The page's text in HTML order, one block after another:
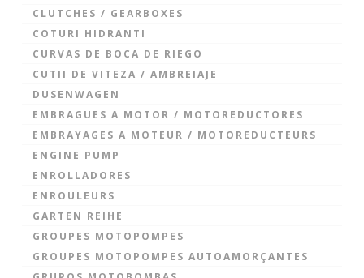
CLUTCHES / GEARBOXES
COTURI HIDRANTI
CURVAS DE BOCA DE RIEGO
CUTII DE VITEZA / AMBREIAJE
DUSENWAGEN
EMBRAGUES A MOTOR / MOTOREDUCTORES
EMBRAYAGES A MOTEUR / MOTOREDUCTEURS
ENGINE PUMP
ENROLLADORES
ENROULEURS
GARTEN REIHE
GROUPES MOTOPOMPES
GROUPES MOTOPOMPES AUTOAMORÇANTES